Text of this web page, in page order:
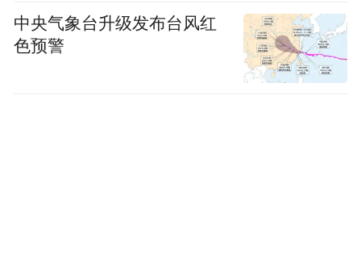
中央气象台升级发布台风红
色预警